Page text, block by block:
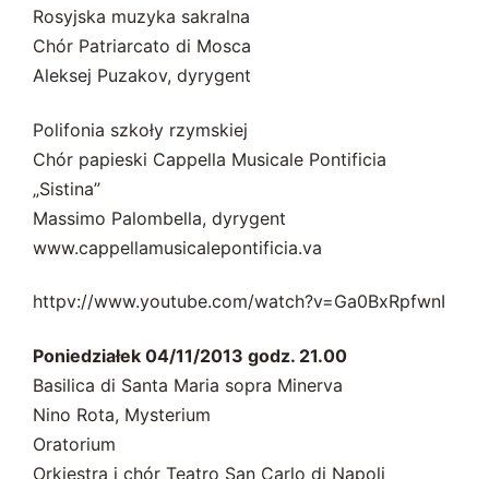
Rosyjska muzyka sakralna
Chór Patriarcato di Mosca
Aleksej Puzakov, dyrygent
Polifonia szkoły rzymskiej
Chór papieski Cappella Musicale Pontificia
„Sistina”
Massimo Palombella, dyrygent
www.cappellamusicalepontificia.va
httpv://www.youtube.com/watch?v=Ga0BxRpfwnI
Poniedziałek 04/11/2013 godz. 21.00
Basilica di Santa Maria sopra Minerva
Nino Rota, Mysterium
Oratorium
Orkiestra i chór Teatro San Carlo di Napoli